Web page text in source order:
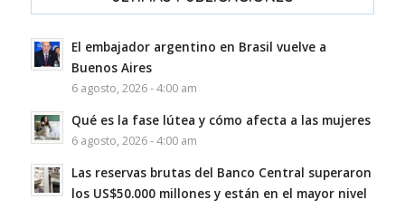
El embajador argentino en Brasil vuelve a
Buenos Aires
6 agosto, 2026 - 4:00 am
Qué es la fase lútea y cómo afecta a las mujeres
6 agosto, 2026 - 4:00 am
Las reservas brutas del Banco Central superaron
los US$50.000 millones y están en el mayor nivel